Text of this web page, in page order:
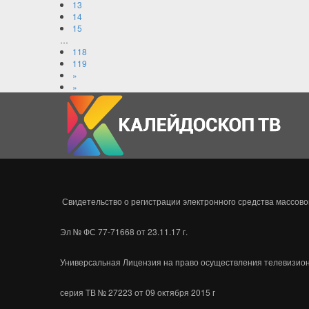
13
14
15
…
118
119
»
»
Свидетельство о регистрации электронного средства
Эл № ФС 77-71668 от 23.11.17 г.
Универсальная Лицензия на право осуществления
серия ТВ № 27223 от 09 октября 2015 г